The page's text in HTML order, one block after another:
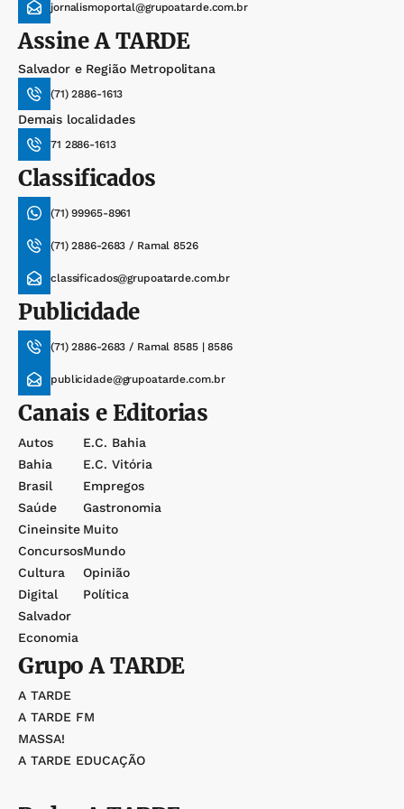
jornalismoportal@grupoatarde.com.br
AssineA TARDE
Salvador e Região Metropolitana
(71) 2886-1613
Demais localidades
71 2886-1613
Classificados
(71) 99965-8961
(71) 2886-2683 / Ramal 8526
classificados@grupoatarde.com.br
Publicidade
(71) 2886-2683 / Ramal 8585 | 8586
publicidade@grupoatarde.com.br
Canais e Editorias
Autos
Bahia
Brasil
Saúde
Cineinsite
Concursos
Cultura
Digital
Salvador
Economia
E.c. Bahia
E.c. Vitória
Empregos
Gastronomia
Muito
Mundo
Opinião
Política
GrupoA TARDE
A TARDE
A TARDE FM
MASSA!
A TARDE EDUCAÇÃO